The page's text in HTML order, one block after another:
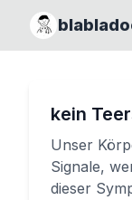
kein
Unser
Signale,
dieser